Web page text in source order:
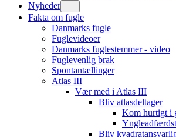
Nyheder
Fakta om fugle
Danmarks fugle
Fuglevideoer
Danmarks fuglestemmer - video
Fuglevenlig brak
Spontantællinger
Atlas III
Vær med i Atlas III
Bliv atlasdeltager
Kom hurtigt i
Bliv